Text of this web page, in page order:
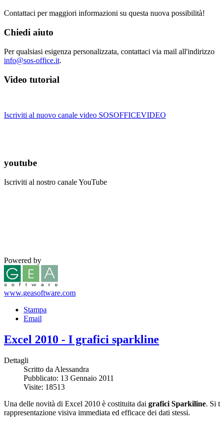
Contattaci per maggiori informazioni su questa nuova possibilità!
Chiedi aiuto
Per qualsiasi esigenza personalizzata, contattaci via mail all'indirizzo
info@sos-office.it.
Video tutorial
Iscriviti al nuovo canale video SOSOFFICEVIDEO
youtube
Iscriviti al nostro canale YouTube
Powered by
www.geasoftware.com
Stampa
Email
Excel 2010 - I grafici sparkline
Dettagli
Scritto da Alessandra
Pubblicato: 13 Gennaio 2011
Visite: 18513
Una delle novità di Excel 2010 è costituita dai grafici Sparkiline. Si
rappresentazione visiva immediata ed efficace dei dati stessi.